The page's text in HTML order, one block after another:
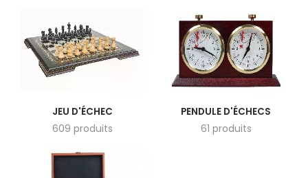
JEU D'ÉCHEC
609 produits
PENDULE D'ÉCHECS
61 produits